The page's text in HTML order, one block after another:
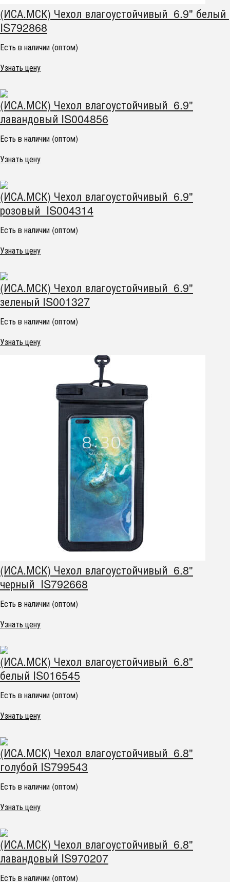
(ИСА.МСК) Чехол влагоустойчивый 6.9" белый
IS792868
Есть в наличии (оптом)
Узнать цену
(ИСА.МСК) Чехол влагоустойчивый 6.9"
лавандовый IS004856
Есть в наличии (оптом)
Узнать цену
(ИСА.МСК) Чехол влагоустойчивый 6.9"
розовый IS004314
Есть в наличии (оптом)
Узнать цену
(ИСА.МСК) Чехол влагоустойчивый 6.9"
зеленый IS001327
Есть в наличии (оптом)
Узнать цену
(ИСА.МСК) Чехол влагоустойчивый 6.8"
черный IS792668
Есть в наличии (оптом)
Узнать цену
(ИСА.МСК) Чехол влагоустойчивый 6.8"
белый IS016545
Есть в наличии (оптом)
Узнать цену
(ИСА.МСК) Чехол влагоустойчивый 6.8"
голубой IS799543
Есть в наличии (оптом)
Узнать цену
(ИСА.МСК) Чехол влагоустойчивый 6.8"
лавандовый IS970207
Есть в наличии (оптом)